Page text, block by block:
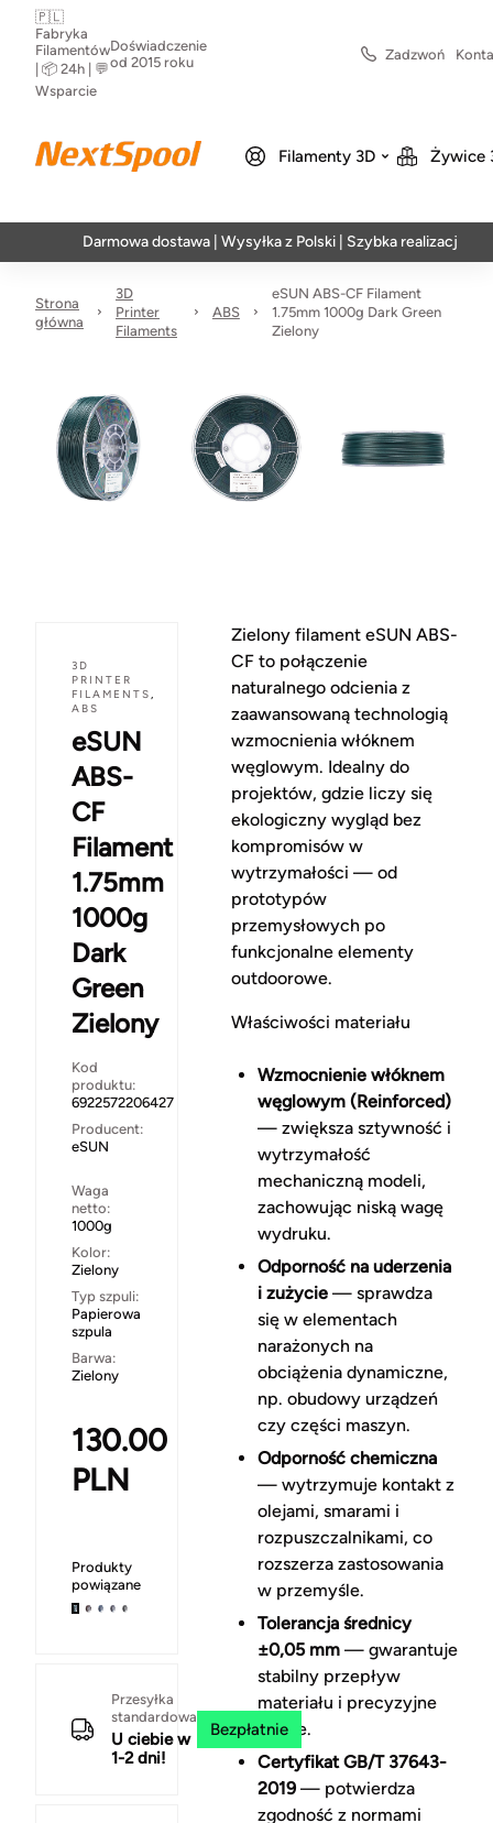
🇵🇱
Fabryka
Filamentów
| 📦 24h | 💬
Wsparcie
Doświadczenie
od 2015 roku
Zadzwoń
Filamenty 3D Żywice
Darmowa dostawa | Wysyłka z Polski | Szybka realizacja w 24h
Strona
główna
3D
Printer
Filaments
ABS
eSUN ABS-CF Filament
1.75mm 1000g Dark Green
Zielony
3D
PRINTER
FILAMENTS,
ABS
eSUN
ABS-
CF
Filament
1.75mm
1000g
Dark
Green
Zielony
Kod
produktu:
6922572206427
Producent:
eSUN
Waga
netto:
1000g
Kolor:
Zielony
Typ szpuli:
Papierowa
szpula
Barwa:
Zielony
130.00
PLN
Produkty
powiązane
Przesyłka
standardowa
U ciebie w
1-2 dni!
Bezpłatnie
Zielony filament eSUN ABS-
CF to połączenie
naturalnego odcienia z
zaawansowaną technologią
wzmocnienia włóknem
węglowym. Idealny do
projektów, gdzie liczy się
ekologiczny wygląd bez
kompromisów w
wytrzymałości — od
prototypów
przemysłowych po
funkcjonalne elementy
outdoorowe.
Właściwości materiału
Wzmocnienie włóknem
węglowym (Reinforced)
— zwiększa sztywność i
wytrzymałość
mechaniczną modeli,
zachowując niską wagę
wydruku.
Odporność na uderzenia
i zużycie— sprawdza
się w elementach
narażonych na
obciążenia dynamiczne,
np. obudowy urządzeń
czy części maszyn.
Odporność chemiczna
— wytrzymuje kontakt z
olejami, smarami i
rozpuszczalnikami, co
rozszerza zastosowania
w przemyśle.
Tolerancja średnicy
±0,05 mm— gwarantuje
stabilny przepływ
materiału i precyzyjne
detale.
Certyfikat GB/T 37643-
2019— potwierdza
zgodność z normami